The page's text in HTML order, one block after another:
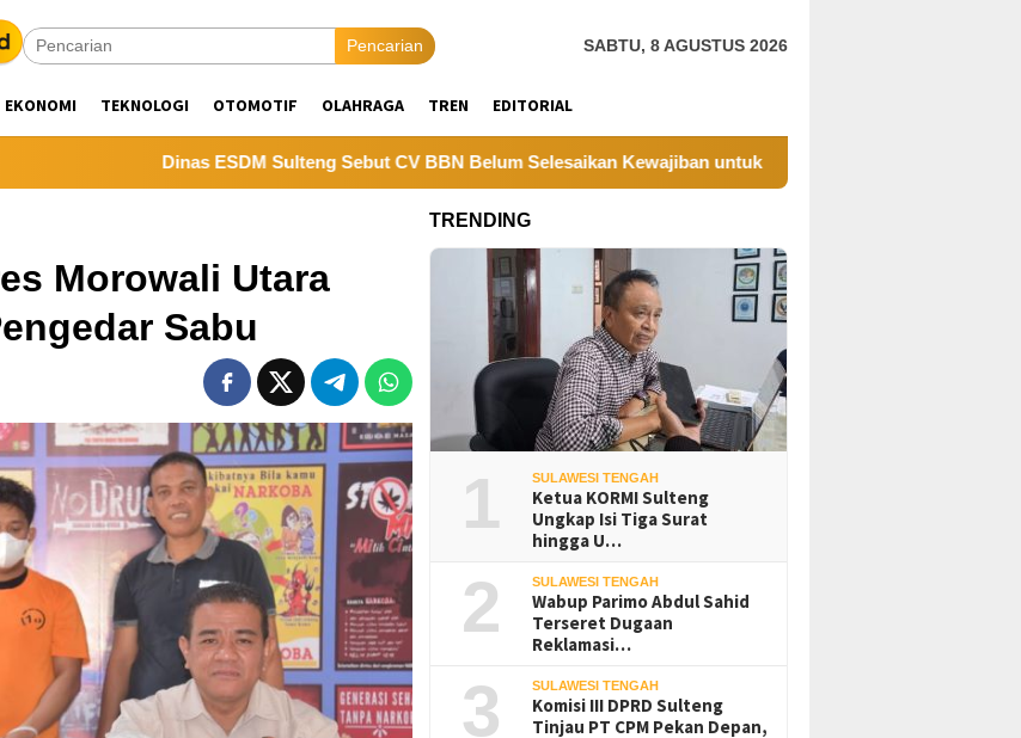
Pencarian SABTU, 8 AGUSTUS 2026
EKONOMI TEKNOLOGI OTOMOTIF OLAHRAGA TREN EDITORIAL
Dinas ESDM Sulteng Sebut CV BBN Belum Selesaikan Kewajiban untuk Kegiatan Operasi
Morowali Utara
Sabu
TRENDING
1 SULAWESI TENGAH
Ketua KORMI Sulteng
Ungkap Isi Tiga Surat
hingga U…
2 SULAWESI TENGAH
Wabup Parimo Abdul Sahid
Terseret Dugaan
Reklamasi…
3 SULAWESI TENGAH
Komisi III DPRD Sulteng
Tinjau PT CPM Pekan Depan,